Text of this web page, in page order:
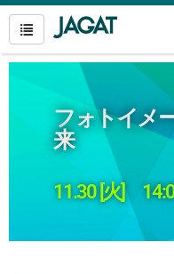
フォトイメ
来
11.30 [火]